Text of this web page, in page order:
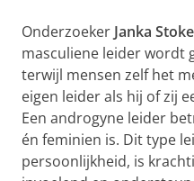
Onderzoeker Janka
masculiene leider wordt
terwijl mensen zelf het
eigen leider als hij of zij
Een androgyne leider
én feminien is. Dit type
persoonlijkheid, is